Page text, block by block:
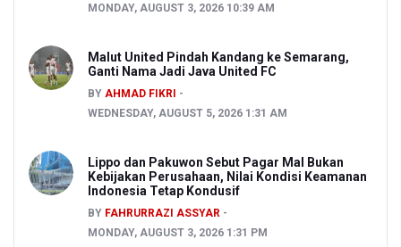
MONDAY, AUGUST 3, 2026 10:39 AM
Malut United Pindah Kandang ke Semarang,
Ganti Nama Jadi Java United FC
BY AHMAD FIKRI
WEDNESDAY, AUGUST 5, 2026 1:31 AM
Lippo dan Pakuwon Sebut Pagar Mal Bukan
Kebijakan Perusahaan, Nilai Kondisi Keamanan
Indonesia Tetap Kondusif
BY FAHRURRAZI ASSYAR
MONDAY, AUGUST 3, 2026 1:31 PM